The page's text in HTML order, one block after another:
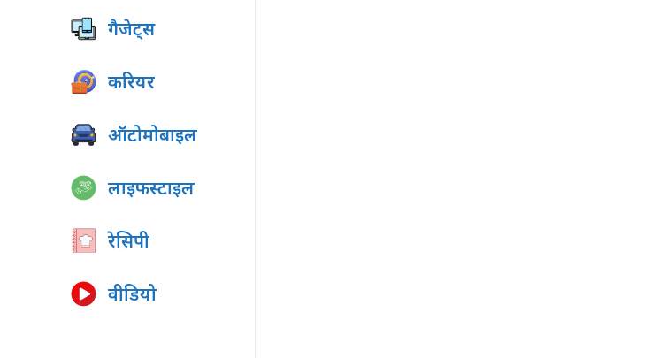
गैजेट्स
करियर
ऑटोमोबाइल
लाइफस्टाइल
रेसिपी
वीडियो